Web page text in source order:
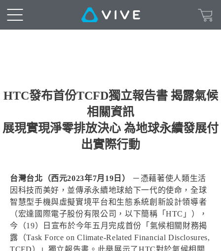
HTC發布首份TCFD獨立報告書 揭露氣候
相關資訊
展現實現淨零排放決心 為地球永續發展付
出實際行動
台灣台北（西元2023年7月19日）
－憑藉著使人類生活
因科技而美好，並傳承永續地球給下一代的使命，全球
智慧型手機與虛擬實境平台和生態系統創新設計領導者
（宏達國際電子股份有限公司，以下簡稱「HTC」），
今（19）日宣布於今年五月完成首份「氣候相關財務揭
露（Task Force on Climate-Related Financial Disclosures,
TCFD）」獨立報告書。此舉展示了HTC對於氣候相關